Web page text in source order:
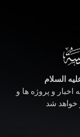
السلام
و پروژه ها و
شد